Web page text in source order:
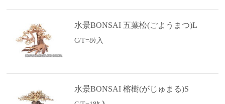
水景BONSAI 五葉松(ごようまつ)L
C/T=8ｹ入
水景BONSAI 榕樹(がじゅまる)S